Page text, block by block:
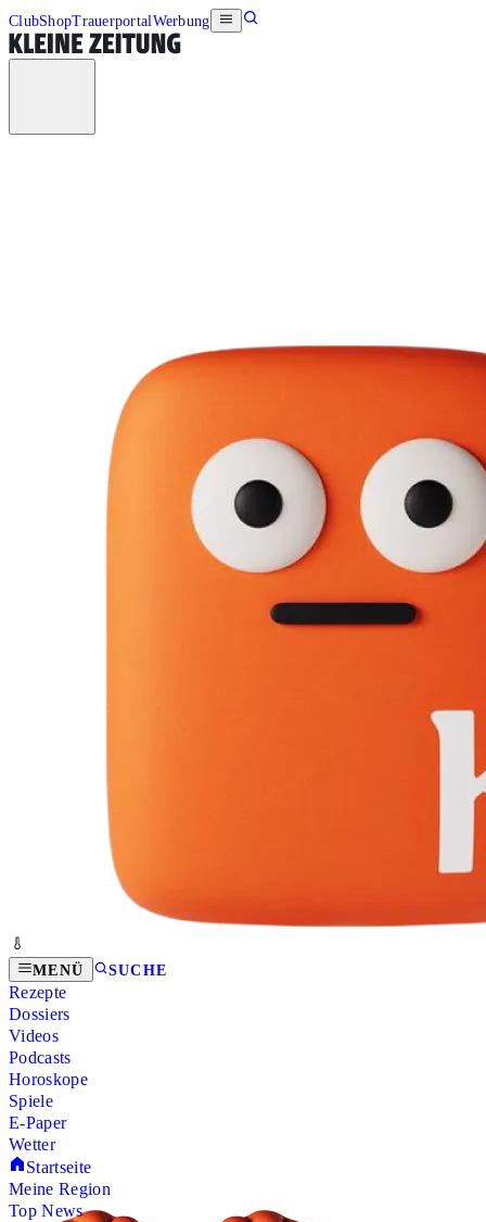
ClubShopTrauerportalWerbung
MENÜ SUCHE
Rezepte
Dossiers
Videos
Podcasts
Horoskope
Spiele
E-Paper
Wetter
Startseite
Meine Region
Top News